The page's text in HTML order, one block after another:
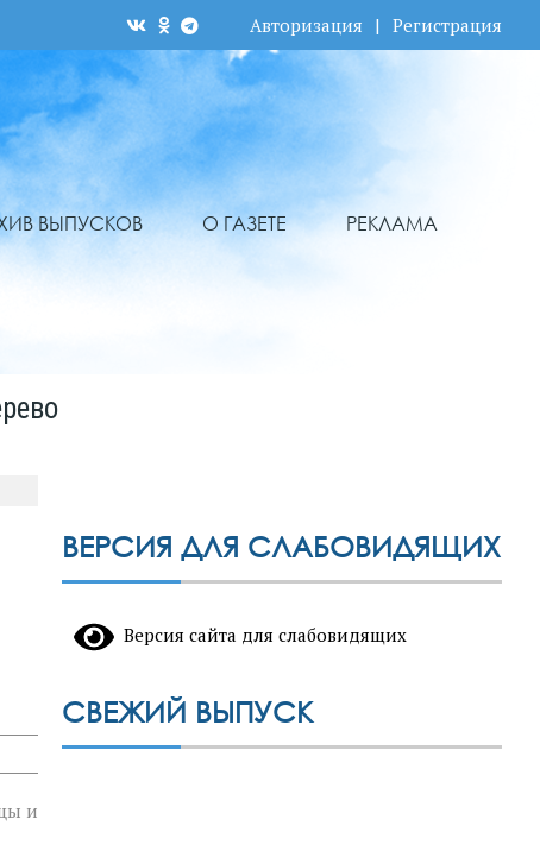
Авторизация | Регистрация
ВЫПУСКОВ О ГАЗЕТЕ РЕКЛАМА
и
ВЕРСИЯ ДЛЯ СЛАБОВИДЯЩИХ
Версия сайта для слабовидящих
СВЕЖИЙ ВЫПУСК